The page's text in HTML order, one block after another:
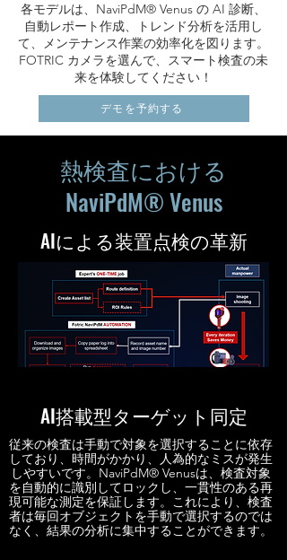
各モデルは、NaviPdM® Venus の AI 診断、
自動レポート作成、トレンド分析を活用し
て、メンテナンス作業の効率化を図ります。
FOTRIC カメラを選んで、スマート検査の未
来を体験してください！
デモを予約する
熱検査における
NaviPdM® Venus
AIによる装置点検の革新
AI搭載型ターゲット同定
従来の検査は手動で対象を選択することに依存
しており、時間がかかり、人為的なミスが発生
しやすいです。NaviPdM® Venusは、検査対象
を自動的に識別してロックし、一貫性のある再
現可能な測定を保証します。これにより、検査
者は毎回オブジェクトを手動で選択するのでは
なく、結果の分析に集中することができます。